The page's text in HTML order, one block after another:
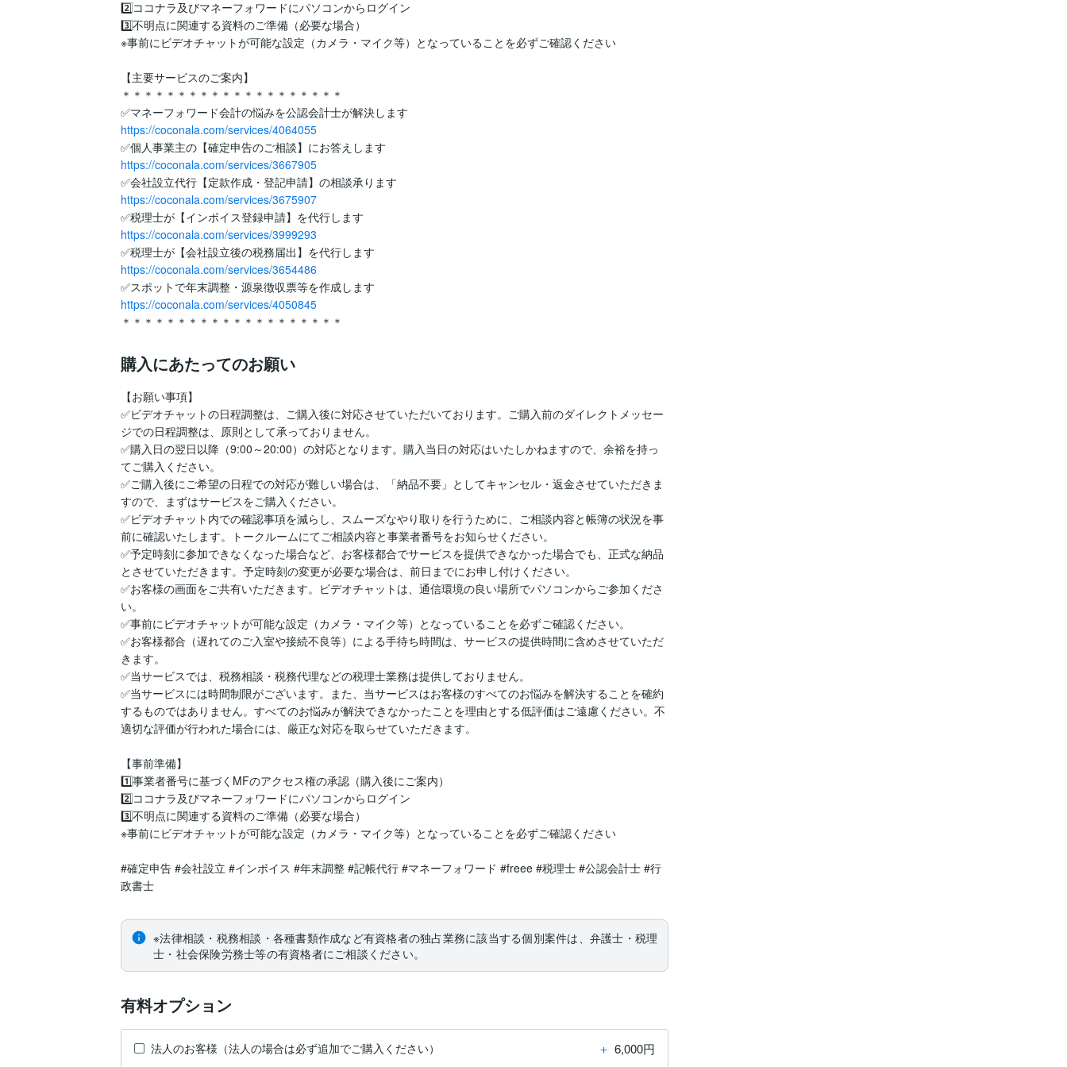
2️⃣ココナラ及びマネーフォワードにパソコンからログイン
3️⃣不明点に関連する資料のご準備（必要な場合）
※事前にビデオチャットが可能な設定（カメラ・マイク等）となっていることを必ずご確認ください
【主要サービスのご案内】
＊＊＊＊＊＊＊＊＊＊＊＊＊＊＊＊＊＊＊＊
https://coconala.com/services/4064055
https://coconala.com/services/3667905
https://coconala.com/services/3675907
https://coconala.com/services/3999293
https://coconala.com/services/3654486
https://coconala.com/services/4050845
＊＊＊＊＊＊＊＊＊＊＊＊＊＊＊＊＊＊＊＊
購入にあたってのお願い
【お願い事項】
✅️ビデオチャットの日程調整は、ご購入後に対応させていただいております。ご購入前のダイレクトメッセー
ジでの日程調整は、原則として承っておりません。
✅️購入日の翌日以降（9:00～20:00）の対応となります。購入当日の対応はいたしかねますので、余裕を持っ
てご購入ください。
✅️ご購入後にご希望の日程での対応が難しい場合は、「納品不要」としてキャンセル・返金させていただきま
すので、まずはサービスをご購入ください。
✅️ビデオチャット内での確認事項を減らし、スムーズなやり取りを行うために、ご相談内容と帳簿の状況を事
前に確認いたします。トークルームにてご相談内容と事業者番号をお知らせください。
✅️予定時刻に参加できなくなった場合など、お客様都合でサービスを提供できなかった場合でも、正式な納品
とさせていただきます。予定時刻の変更が必要な場合は、前日までにお申し付けください。
✅️お客様の画面をご共有いただきます。ビデオチャットは、通信環境の良い場所でパソコンからご参加くださ
い。
✅️事前にビデオチャットが可能な設定（カメラ・マイク等）となっていることを必ずご確認ください。
✅️お客様都合（遅れてのご入室や接続不良等）による手待ち時間は、サービスの提供時間に含めさせていただ
きます。
✅️当サービスでは、税務相談・税務代理などの税理士業務は提供しておりません。
✅️当サービスには時間制限がございます。また、当サービスはお客様のすべてのお悩みを解決することを確約
するものではありません。すべてのお悩みが解決できなかったことを理由とする低評価はご遠慮ください。不
適切な評価が行われた場合には、厳正な対応を取らせていただきます。
【事前準備】
1️⃣事業者番号に基づくMFのアクセス権の承認（購入後にご案内）
2️⃣ココナラ及びマネーフォワードにパソコンからログイン
3️⃣不明点に関連する資料のご準備（必要な場合）
※事前にビデオチャットが可能な設定（カメラ・マイク等）となっていることを必ずご確認ください
#確定申告 #会社設立 #インボイス #年末調整 #記帳代行 #マネーフォワード #freee #税理士 #公認会計士 #行
政書士
※法律相談・税務相談・各種書類作成など有資格者の独占業務に該当する個別案件は、弁護士・税理
士・社会保険労務士等の有資格者にご相談ください。
有料オプション
法人のお客様（法人の場合は必ず追加でご購入ください） ＋ 6,000円